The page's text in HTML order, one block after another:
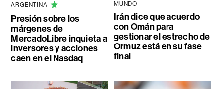
ARGENTINA
Presión sobre los
márgenes de
MercadoLibre inquieta a
inversores y acciones
caen en el Nasdaq
MUNDO
Irán dice que acuerdo
con Omán para
gestionar el estrecho de
Ormuz está en su fase
final